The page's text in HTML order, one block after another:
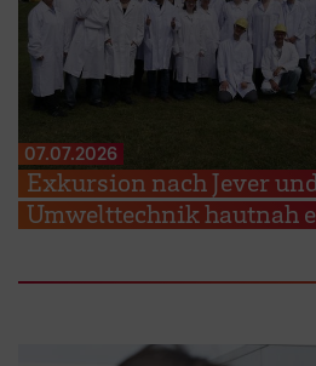
07.07.2026
Exkursion nach Jever
Umwelttechnik hautnah